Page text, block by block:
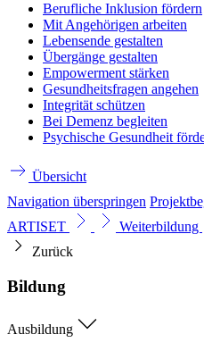
Berufliche Inklusion fördern
Mit Angehörigen arbeiten
Lebensende gestalten
Übergänge gestalten
Empowerment stärken
Gesundheitsfragen angehen
Integrität schützen
Bei Demenz begleiten
Psychische Gesundheit
Übersicht
Navigation überspringen
ARTISET
Weiterbildung
Zurück
Bildung
Ausbildung